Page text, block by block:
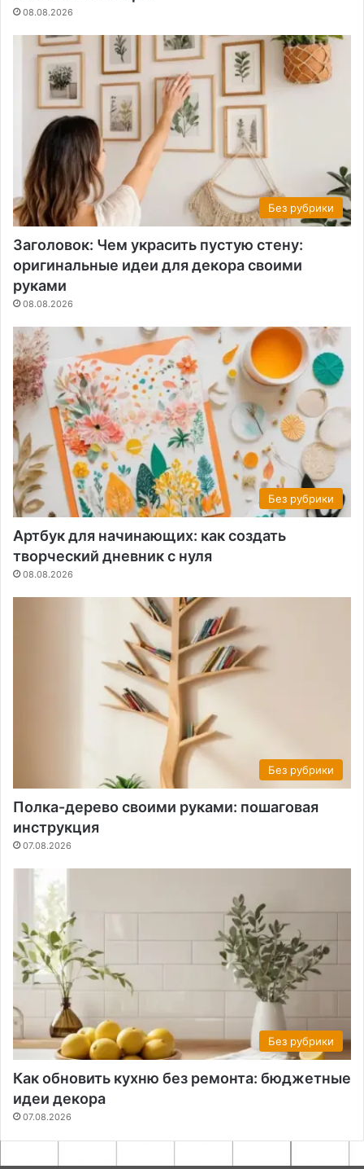
08.08.2026
Без рубрики
Заголовок: Чем украсить пустую стену:
оригинальные идеи для декора своими
руками
08.08.2026
Без рубрики
Артбук для начинающих: как создать
творческий дневник с нуля
08.08.2026
Без рубрики
Полка-дерево своими руками: пошаговая
инструкция
07.08.2026
Без рубрики
Как обновить кухню без ремонта: бюджетные
идеи декора
07.08.2026